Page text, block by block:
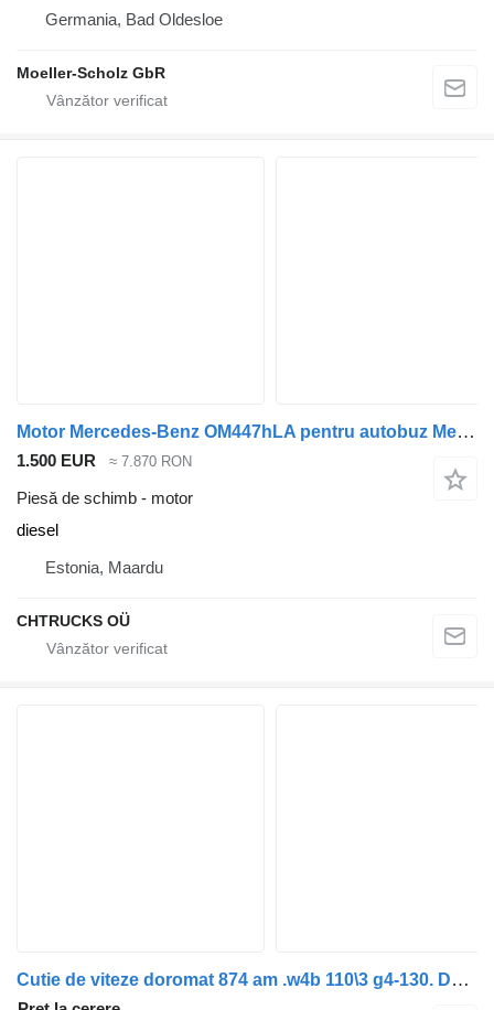
Germania, Bad Oldesloe
Moeller-Scholz GbR
Motor Mercedes-Benz OM447hLA pentru autobuz Mercedes-Benz O405
1.500 EUR ≈ 7.870 RON
Piesă de schimb - motor
diesel
Estonia, Maardu
CHTRUCKS OÜ
Cutie de viteze doromat 874 am .w4b 110\3 g4-130. Doromat pentru autobuz Mercedes-Benz o405 O 350/ MAN